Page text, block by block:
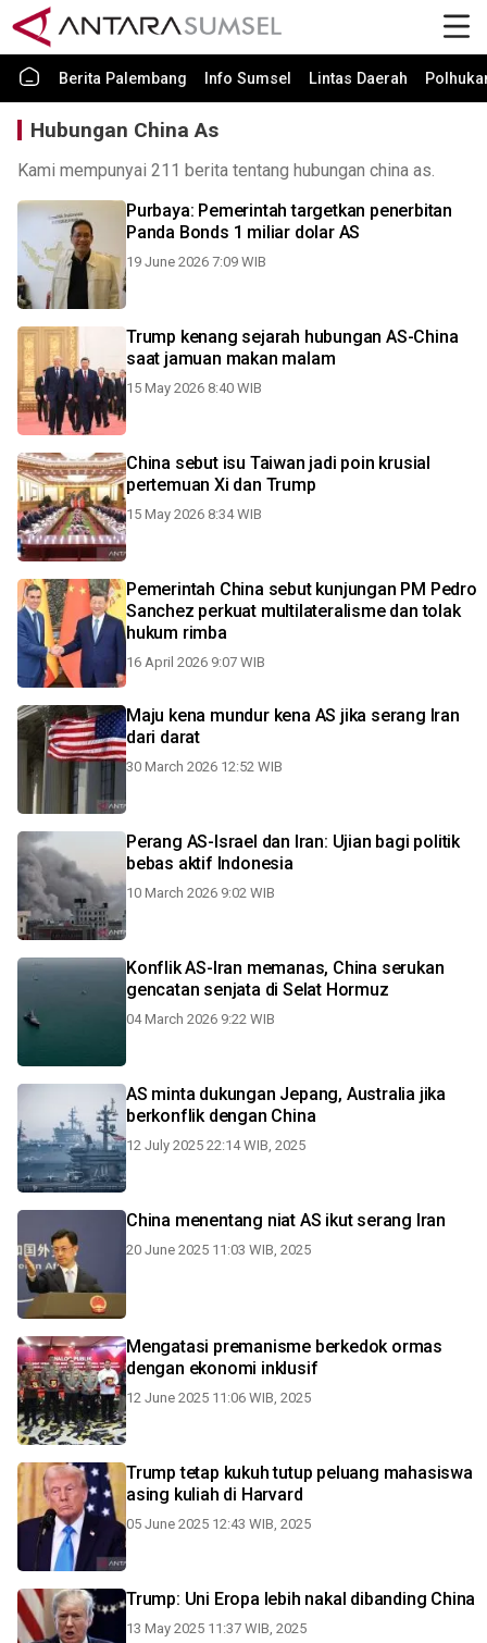
Berita Palembang Info Sumsel Lintas Daerah
Hubungan China As
Kami mempunyai 211 berita tentang hubungan china as.
Purbaya: Pemerintah targetkan penerbitan
Panda Bonds 1 miliar dolar AS
19 June 2026 7:09 WIB
Trump kenang sejarah hubungan AS-China
saat jamuan makan malam
15 May 2026 8:40 WIB
China sebut isu Taiwan jadi poin krusial
pertemuan Xi dan Trump
15 May 2026 8:34 WIB
Pemerintah China sebut kunjungan PM Pedro
Sanchez perkuat multilateralisme dan tolak
hukum rimba
16 April 2026 9:07 WIB
Maju kena mundur kena AS jika serang Iran
dari darat
30 March 2026 12:52 WIB
Perang AS-Israel dan Iran: Ujian bagi politik
bebas aktif Indonesia
10 March 2026 9:02 WIB
Konflik AS-Iran memanas, China serukan
gencatan senjata di Selat Hormuz
04 March 2026 9:22 WIB
AS minta dukungan Jepang, Australia jika
berkonflik dengan China
12 July 2025 22:14 WIB, 2025
China menentang niat AS ikut serang Iran
20 June 2025 11:03 WIB, 2025
Mengatasi premanisme berkedok ormas
dengan ekonomi inklusif
12 June 2025 11:06 WIB, 2025
Trump tetap kukuh tutup peluang mahasiswa
asing kuliah di Harvard
05 June 2025 12:43 WIB, 2025
Trump: Uni Eropa lebih nakal dibanding China
13 May 2025 11:37 WIB, 2025